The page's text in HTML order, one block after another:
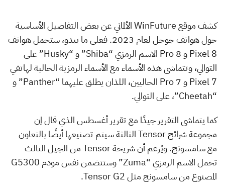
كشف موقع WinFuture الألماني عن بعض التفاصيل الأساسية
حول هواتف جوجل لعام 2023. فعلى ما يبدو، ستحمل هواتف
Pixel 8 و 8 Pro الاسم الرمزي “Shiba” و “Husky” على
التوالي، وتتماشى هذه الأسماء مع الأسماء الرمزية الحالية لهاتفي
Pixel 7 و 7 Pro الحاليين، اللذان يطلق عليهما “Panther” و
“Cheetah”، على التوالي.
كما يتماشى التقرير جيدًا مع تقرير أغسطس الذي قال إن
مجموعة شرائح Tensor الثالثة سيتم تصنيعها أيضًا بالتعاون
مع سامسونج. ويُزعم أن شريحة Tensor من الجيل الثالث
تحمل الاسم الرمزي “Zuma” وستتضمن نفس مودم G5300
المصنوع من سامسونج مثل Tensor G2.